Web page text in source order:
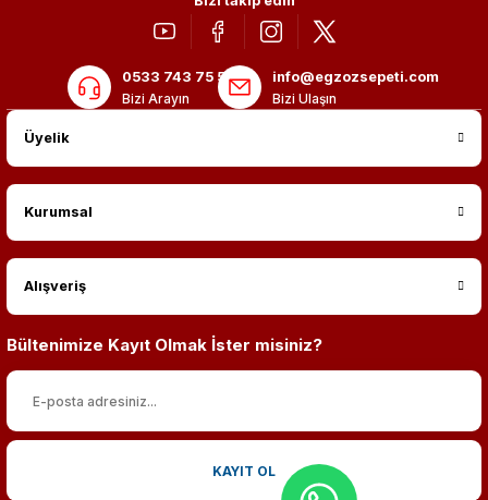
0533 743 75 56
Bizi Arayın
info@egzozsepeti.com
Bizi Ulaşın
Üyelik
Kurumsal
Alışveriş
Bültenimize Kayıt Olmak İster misiniz?
KAYIT OL